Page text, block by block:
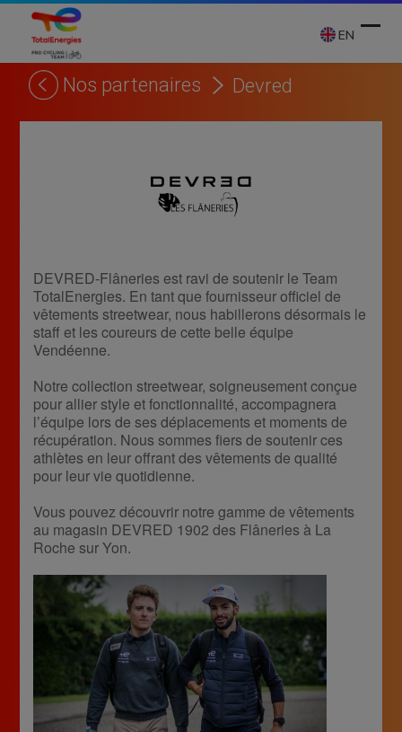
Skip
content
EN
Nos partenaires Devred
DEVRED-Flâneries est ravi de soutenir le Team
TotalEnergies. En tant que fournisseur officiel de
vêtements streetwear, nous habillerons désormais le
staff et les coureurs de cette belle équipe
Vendéenne.
Notre collection streetwear, soigneusement conçue
pour allier style et fonctionnalité, accompagnera
l’équipe lors de ses déplacements et moments de
récupération. Nous sommes fiers de soutenir ces
athlètes en leur offrant des vêtements de qualité
pour leur vie quotidienne.
Vous pouvez découvrir notre gamme de vêtements
au magasin DEVRED 1902 des Flâneries à La
Roche sur Yon.